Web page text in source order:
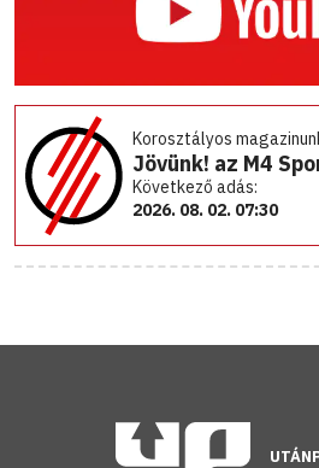
Korosztályos
Jövünk! az M4
Következő adás:
2026. 08. 02. 07:30